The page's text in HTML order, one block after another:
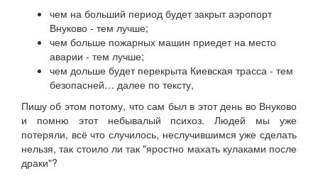
чем на больший период будет закрыт аэропорт
Внуково - тем лучше;
чем больше пожарных машин приедет на место
аварии - тем лучше;
чем дольше будет перекрыта Киевская трасса - тем
безопасней… далее по тексту,
Пишу об этом потому, что сам был в этот день во Внуково
и помню этот небывалый психоз. Людей мы уже
потеряли, всё что случилось, неслучившимся уже сделать
нельзя, так стоило ли так "яростно махать кулаками после
драки"?